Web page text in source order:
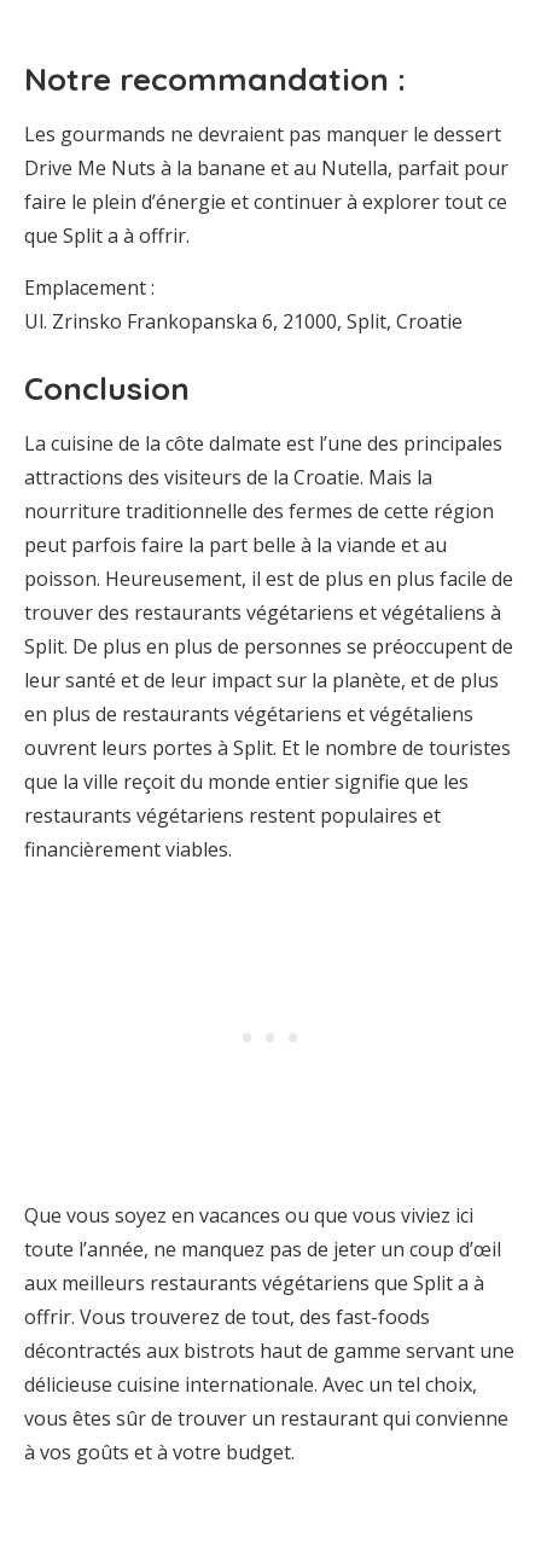
Notre recommandation :
Les gourmands ne devraient pas manquer le dessert
Drive Me Nuts à la banane et au Nutella, parfait pour
faire le plein d’énergie et continuer à explorer tout ce
que Split a à offrir.
Emplacement :
Ul. Zrinsko Frankopanska 6, 21000, Split, Croatie
Conclusion
La cuisine de la côte dalmate est l’une des principales
attractions des visiteurs de la Croatie. Mais la
nourriture traditionnelle des fermes de cette région
peut parfois faire la part belle à la viande et au
poisson. Heureusement, il est de plus en plus facile de
trouver des restaurants végétariens et végétaliens à
Split. De plus en plus de personnes se préoccupent de
leur santé et de leur impact sur la planète, et de plus
en plus de restaurants végétariens et végétaliens
ouvrent leurs portes à Split. Et le nombre de touristes
que la ville reçoit du monde entier signifie que les
restaurants végétariens restent populaires et
financièrement viables.
Que vous soyez en vacances ou que vous viviez ici
toute l’année, ne manquez pas de jeter un coup d’œil
aux meilleurs restaurants végétariens que Split a à
offrir. Vous trouverez de tout, des fast-foods
décontractés aux bistrots haut de gamme servant une
délicieuse cuisine internationale. Avec un tel choix,
vous êtes sûr de trouver un restaurant qui convienne
à vos goûts et à votre budget.